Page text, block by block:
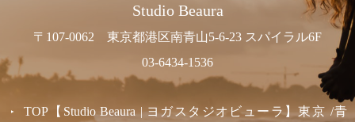
Studio Beaura
〒107-0062 東京都港区南青山5-6-23 スパイラル6F
03-6434-1536
TOP【Studio Beaura | ヨガスタジオビューラ】東京 /青